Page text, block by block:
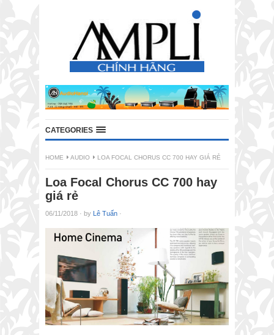
CATEGORIES
HOME AUDIO LOA FOCAL CHORUS CC 700 HAY GIÁ RẺ
Loa Focal Chorus CC 700 hay
giá rẻ
06/11/2018 · by Lê Tuấn ·